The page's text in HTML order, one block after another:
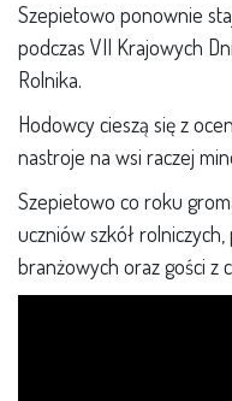
Szepietowo ponownie
podczas VII Krajowych
Rolnika.
Hodowcy cieszą się z
nastroje na wsi raczej
Szepietowo co roku
uczniów szkół
branżowych oraz gości z